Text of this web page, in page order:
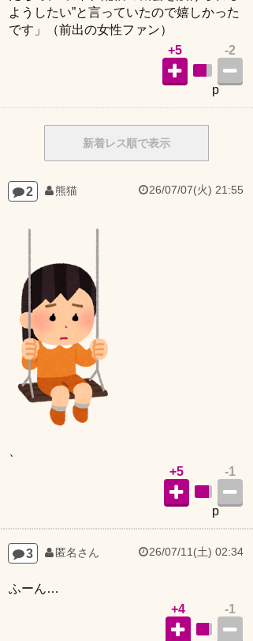
ようしたい”と言っていたので嬉しかった
です」（前出の女性ファン）
-2
p
+5
新着レス順で表示
2 熊猫 26/07/07(火) 21:55
-1
p
+5
3 匿名さん 26/07/11(土) 02:34
ふーん…
-1
+4